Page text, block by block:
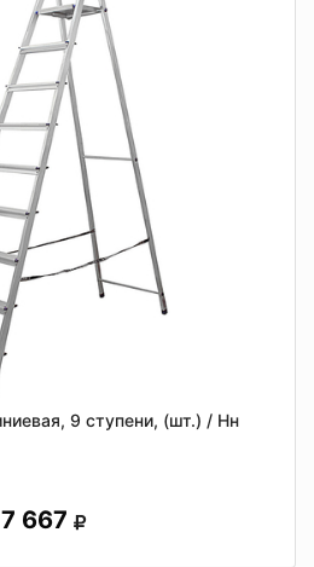
9 ступени, (шт.) / Нн
7 667